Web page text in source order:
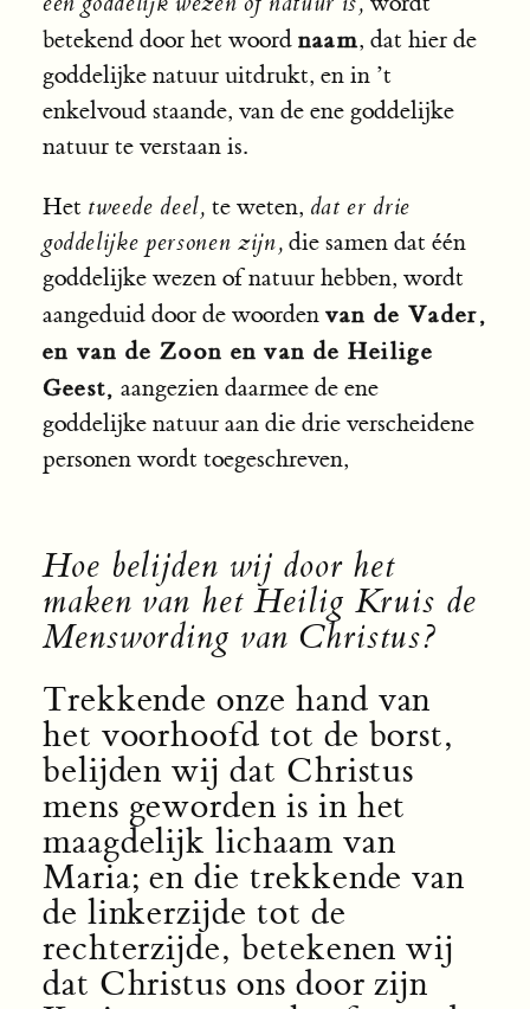
betekend door het woord naam, dat hier de
goddelijke natuur uitdrukt, en in ’t
enkelvoud staande, van de ene goddelijke
natuur te verstaan is.
Het tweede deel, te weten, dat er drie
goddelijke personen zijn, die samen dat één
goddelijke wezen of natuur hebben, wordt
aangeduid door de woorden van de Vader,
en van de Zoon en van de Heilige
Geest, aangezien daarmee de ene
goddelijke natuur aan die drie verscheidene
personen wordt toegeschreven,
Hoe belijden wij door het
maken van het Heilig Kruis de
Menswording van Christus?
Trekkende onze hand van
het voorhoofd tot de borst,
belijden wij dat Christus
mens geworden is in het
maagdelijk lichaam van
Maria; en die trekkende van
de linkerzijde tot de
rechterzijde, betekenen wij
dat Christus ons door zijn